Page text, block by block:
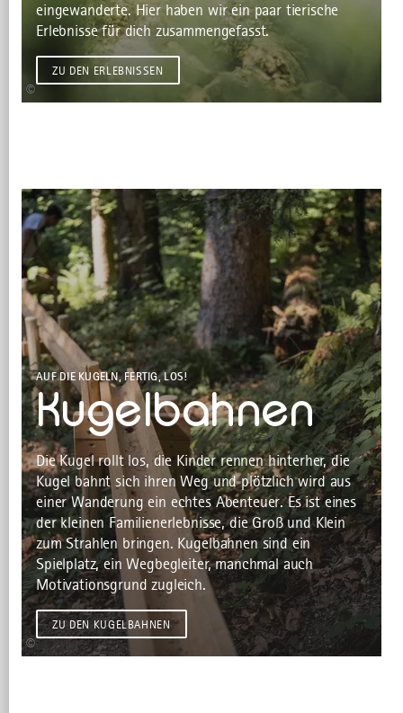
©
eingewanderte. Hier haben wir ein paar tierische
Erlebnisse für dich zusammengefasst.
ZU DEN ERLEBNISSEN
©
AUF DIE KUGELN, FERTIG, LOS!
Kugelbahnen
Die Kugel rollt los, die Kinder rennen hinterher, die
Kugel bahnt sich ihren Weg und plötzlich wird aus
einer Wanderung ein echtes Abenteuer. Es ist eines
der kleinen Familienerlebnisse, die Groß und Klein
zum Strahlen bringen. Kugelbahnen sind ein
Spielplatz, ein Wegbegleiter, manchmal auch
Motivationsgrund zugleich.
ZU DEN KUGELBAHNEN